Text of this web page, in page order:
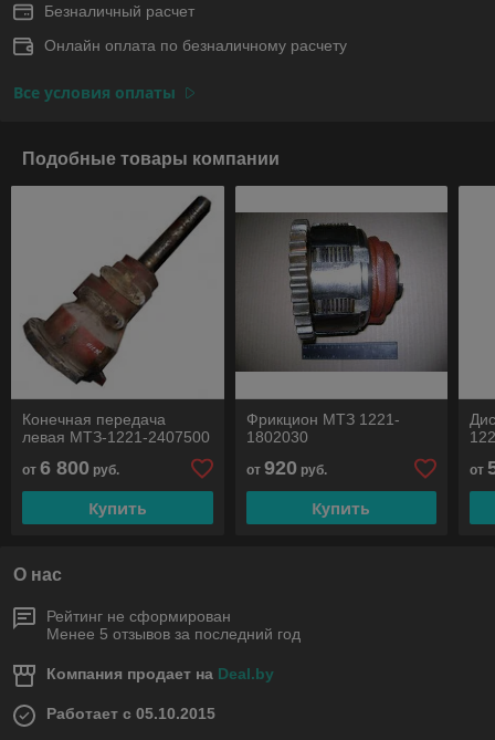
Безналичный расчет
Онлайн оплата по безналичному расчету
Все условия оплаты
Подобные товары компании
Конечная передача
левая МТЗ-1221-2407500
от 6 800 руб.
Купить
Фрикцион МТЗ 1221-
1802030
от 920 руб.
Купить
от
О нас
Рейтинг не сформирован
Менее 5 отзывов за последний год
Компания продает на Deal.by
Работает с 05.10.2015